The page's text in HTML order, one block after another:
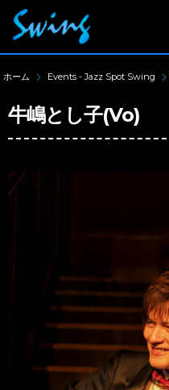
ホーム Events - Jazz Spot Swing
牛嶋とし子(Vo)